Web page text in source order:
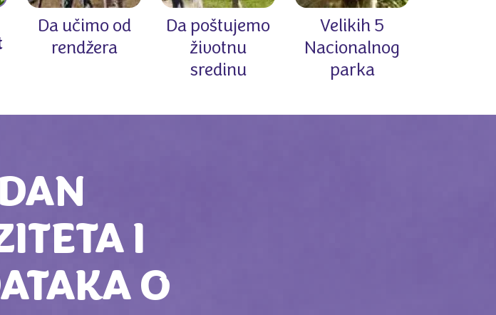
Da učimo od
rendžera
Da poštujemo
životnu
sredinu
Velikih 5
Nacionalnog
parka
I
O